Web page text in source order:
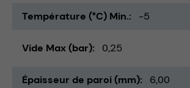
Température (°C) Min. -5
Vide Max (bar) 0,25
Épaisseur de paroi (mm) 6,00